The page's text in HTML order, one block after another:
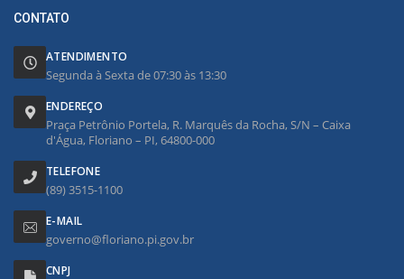
CONTATO
ATENDIMENTO
Segunda à Sexta de 07:30 às 13:30
ENDEREÇO
Praça Petrônio Portela, R. Marquês da Rocha, S/N – Caixa
d'Água, Floriano – PI, 64800-000
TELEFONE
(89) 3515-1100
E-MAIL
governo@floriano.pi.gov.br
CNPJ